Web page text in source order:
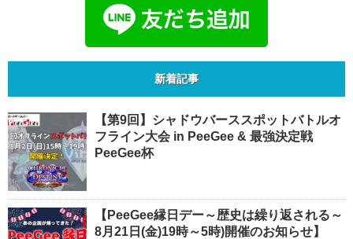
新着記事
【第9回】シャドウバーススポットバトルオ
フライン大会 in PeeGee & 最強決定戦
PeeGee杯
【PeeGee縁日デー～歴史は繰り返される～
8月21日(金)19時～5時)開催のお知らせ】